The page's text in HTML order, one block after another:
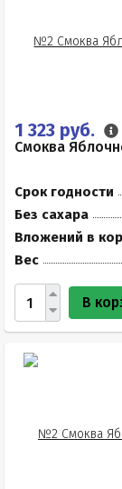
1 323 руб.
Смоква
Срок годности
Без сахара
Вложений в
Вес
В